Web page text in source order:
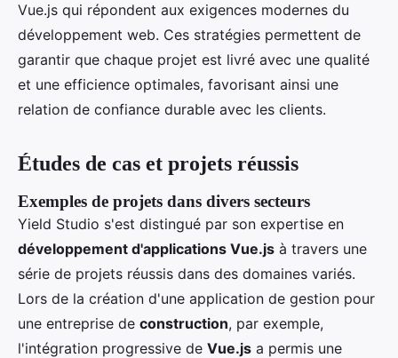
Vue.js qui répondent aux exigences modernes du
développement web. Ces stratégies permettent de
garantir que chaque projet est livré avec une qualité
et une efficience optimales, favorisant ainsi une
relation de confiance durable avec les clients.
Études de cas et projets réussis
Exemples de projets dans divers secteurs
Yield Studio s'est distingué par son expertise en
développement d'applications Vue.js à travers une
série de projets réussis dans des domaines variés.
Lors de la création d'une application de gestion pour
une entreprise de construction, par exemple,
l'intégration progressive de Vue.js a permis une